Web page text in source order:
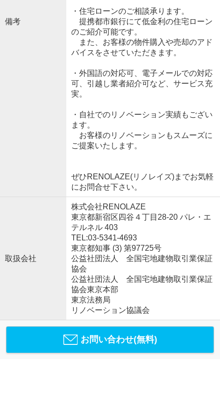
備考
・住宅ローンのご相談承ります。
提携都市銀行にて低金利の住宅ローン
のご紹介可能です。
また、お客様の物件購入や売却のアド
バイスをさせていただきます。
・外国語の対応可、電子メールでの対応
可、引越し業者紹介可など、サービス充
実。
・自社でのリノベーション実績もござい
ます。
お客様のリノベーションもスムーズに
ご提案いたします。
ぜひRENOLAZE(リノレイズ)までお気軽
にお問合せ下さい。
取扱会社
株式会社RENOLAZE
東京都新宿区四谷４丁目28-20 パレ・エ
テルネル 403
TEL:03-5341-4693
東京都知事 (3) 第97725号
公益社団法人 全国宅地建物取引業保証
協会
公益社団法人 全国宅地建物取引業保証
協会東京本部
東京法務局
リノベーション協議会
お問い合わせ(無料)